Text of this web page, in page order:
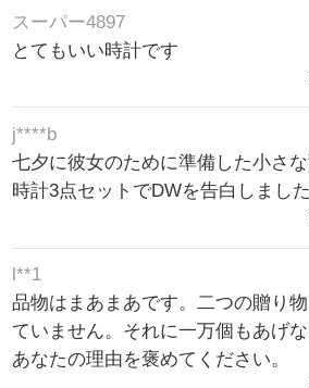
スーパー4897
とてもいい時計です
j****b
七夕に彼女のために準備した小さ
時計3点セットでDWを告白しました
l**1
品物はまあまあです。二つの贈り
ていません。それに一万個もあげな
あなたの理由を褒めてください。